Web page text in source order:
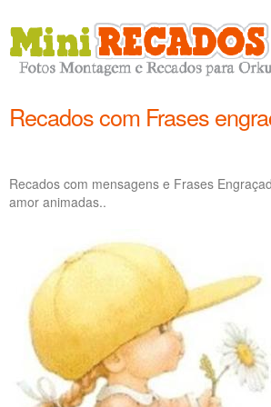
Recados com Frases
Recados com mensagens e Frases
amor animadas..